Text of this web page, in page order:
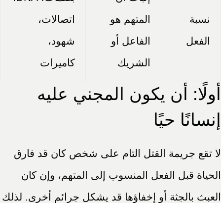
نسبة
الفعل
المتهم هو
الفاعل أو
الشريك
اتصالات،
شهود،
كاميرات
أولًا: أن يكون المجني عليه
إنسانًا حيًا
لا تقع جريمة القتل التام على شخص كان قد فارق
الحياة قبل الفعل المنسوب إلى المتهم، وإن كان
العبث بالجثة أو إخفاؤها قد يشكل جرائم أخرى. لذلك